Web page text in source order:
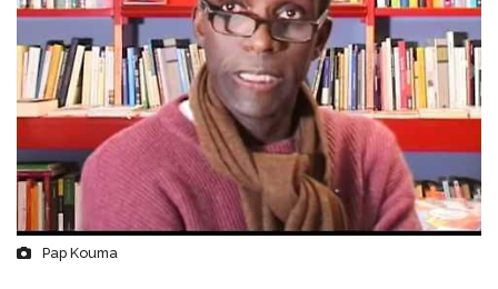
Pap Kouma